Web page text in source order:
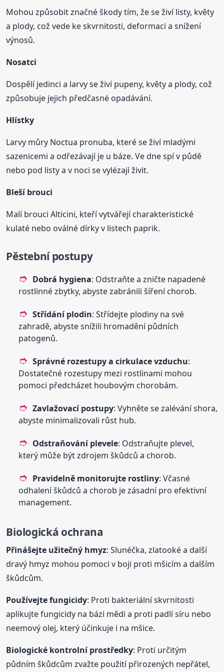
Mohou způsobit značné škody tím, že se živí listy, květy
a plody, což vede ke skvrnitosti, deformaci a snížení
výnosů.
Nosatci
Dospělí jedinci a larvy se živí pupeny, květy a plody, což
způsobuje jejich předčasné opadávání.
Hlístky
Larvy můry Noctua pronuba, které se živí mladými
sazenicemi a odřezávají je u báze. Ve dne spí v půdě
nebo pod listy a v noci se vylézají živit.
Bleší brouci
Malí brouci Alticini, kteří vytvářejí charakteristické
kulaté nebo oválné dírky v listech paprik.
Pěstební postupy
Dobrá hygiena: Odstraňte a zničte napadené
rostlinné zbytky, abyste zabránili šíření chorob.
Střídání plodin: Střídejte plodiny na své
zahradě, abyste snížili hromadění půdních
patogenů.
Správné rozestupy a cirkulace vzduchu:
Dostatečné rozestupy mezi rostlinami mohou
pomoci předcházet houbovým chorobám.
Zavlažovací postupy: Vyhněte se zalévání shora,
abyste minimalizovali růst hub.
Odstraňování plevele: Odstraňujte plevel,
který může být zdrojem škůdců a chorob.
Pravidelně monitorujte rostliny: Včasné
odhalení škůdců a chorob je zásadní pro efektivní
management.
Biologická ochrana
Přinášejte užitečný hmyz: Slunéčka, zlatooké a další
dravý hmyz mohou pomoci v boji proti mšicím a dalším
škůdcům.
Používejte fungicidy: Proti bakteriální skvrnitosti
aplikujte fungicidy na bázi mědi a proti padlí síru nebo
neemový olej, který účinkuje i na mšice.
Biologické kontrolní prostředky: Proti určitým
půdním škůdcům zvažte použití přirozených nepřátel,